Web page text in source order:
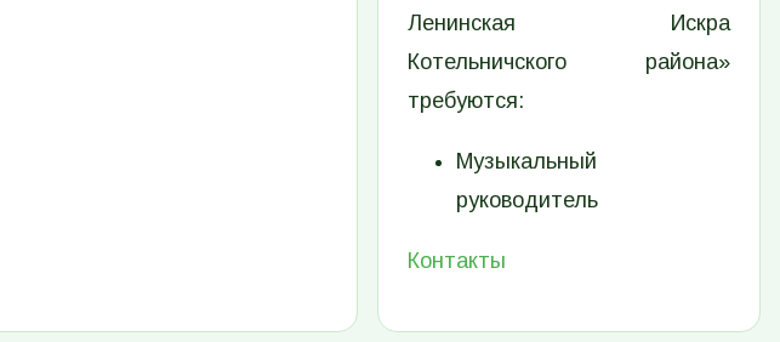
Ленинская Искра
Котельничского района»
требуются:
Музыкальный
руководитель
Контакты